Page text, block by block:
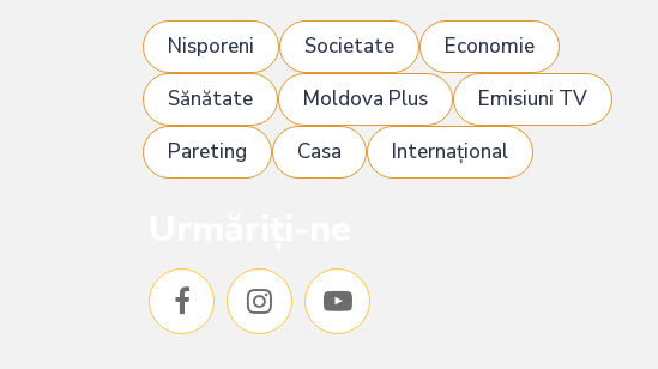
Nisporeni Societate
Economie
Sănătate
Moldova Plus
Emisiuni TV
Pareting
Casa Internațional